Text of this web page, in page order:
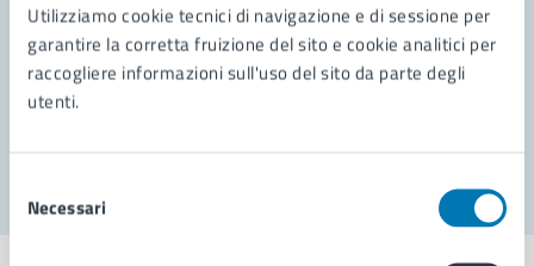
Utilizziamo cookie tecnici di navigazione e di sessione per
garantire la corretta fruizione del sito e cookie analitici per
raccogliere informazioni sull'uso del sito da parte degli
utenti.
delNecessari
Prenota appuntamento
Problemi in città